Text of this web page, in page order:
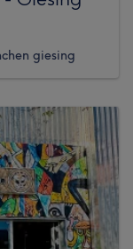
giesing